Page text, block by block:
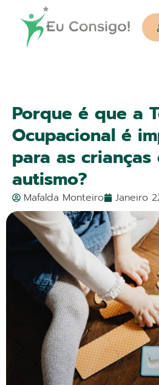
Porque é que a
Ocupacional é
para as crianças
autismo?
Mafalda Monteiro Janeiro